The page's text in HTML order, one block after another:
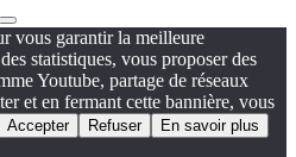
vous garantir la meilleure
statistiques, vous proposer des
Youtube, partage de réseaux
et en fermant cette bannière, vous
Accepter Refuser En savoir plus